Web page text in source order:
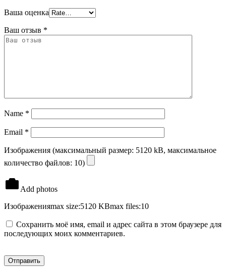
Ваша оценка
Ваш отзыв *
Name *
Email *
Изображения (максимальный размер: 5120 kB, максимальное
количество файлов: 10)
Add photos
Изображенияmax size:5120 KBmax files:10
Сохранить моё имя, email и адрес сайта в этом браузере для
последующих моих комментариев.